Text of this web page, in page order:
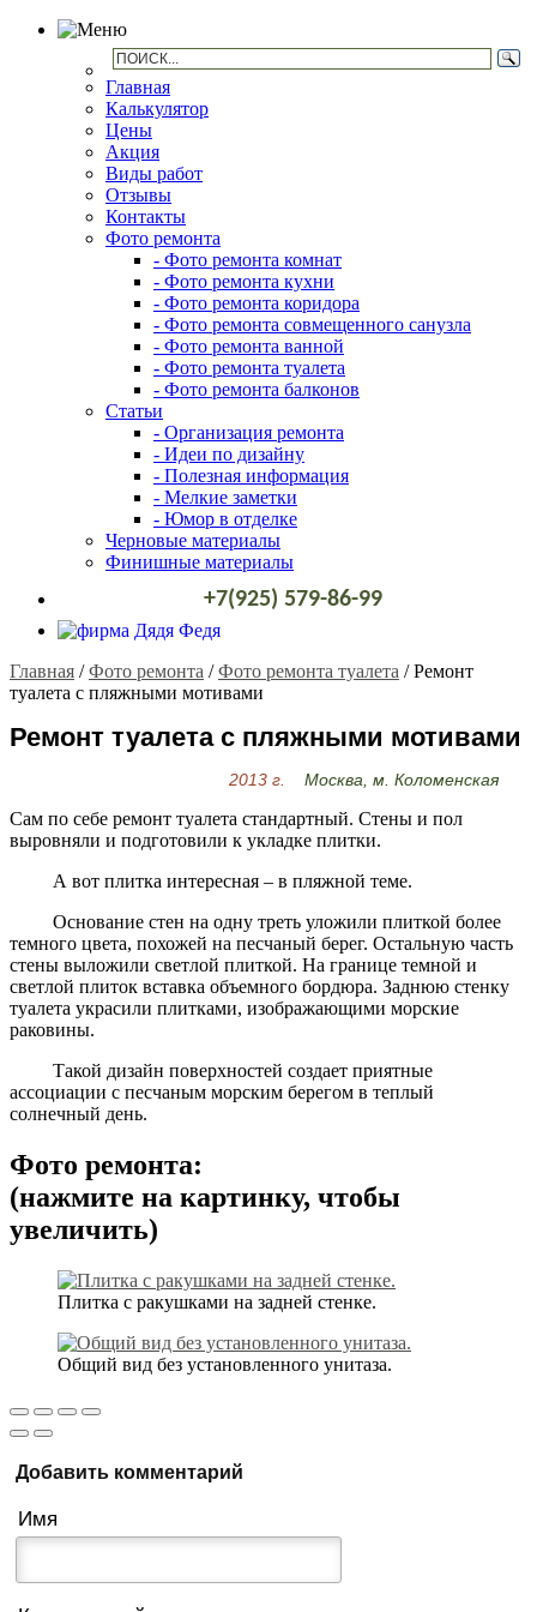
Главная
Калькулятор
Цены
Акция
Виды работ
Отзывы
Контакты
Фото ремонта
- Фото ремонта комнат
- Фото ремонта кухни
- Фото ремонта коридора
- Фото ремонта совмещенного санузла
- Фото ремонта ванной
- Фото ремонта туалета
- Фото ремонта балконов
Статьи
- Организация ремонта
- Идеи по дизайну
- Полезная информация
- Мелкие заметки
- Юмор в отделке
Черновые материалы
Финишные материалы
+7(925) 579-86-99
Главная /Фото ремонта /Фото ремонта туалета /Ремонт
туалета с пляжными мотивами
Ремонт туалета с пляжными мотивами
2013 г. Москва, м. Коломенская
Сам по себе ремонт туалета стандартный. Стены и пол
выровняли и подготовили к укладке плитки.
А вот плитка интересная – в пляжной теме.
Основание стен на одну треть уложили плиткой более
темного цвета, похожей на песчаный берег. Остальную часть
стены выложили светлой плиткой. На границе темной и
светлой плиток вставка объемного бордюра. Заднюю стенку
туалета украсили плитками, изображающими морские
раковины.
Такой дизайн поверхностей создает приятные
ассоциации с песчаным морским берегом в теплый
солнечный день.
Фото ремонта:
(нажмите на картинку, чтобы
увеличить)
Плитка с ракушками на задней стенке.
Общий вид без установленного унитаза.
Добавить комментарий
Имя